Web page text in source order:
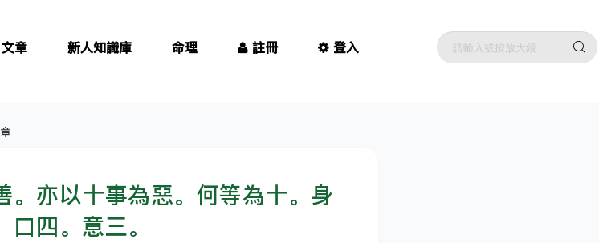
文章 新人知識庫 命理 註冊 登入
。亦以十事為惡。何等為十。身
口四。意三。